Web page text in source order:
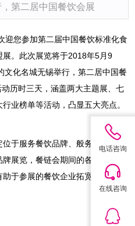
第二居中国餐饮会展
迎您参加第二届中国餐饮标准化食
。此次展览将于2018年5月9
文化名城无锡举行，第二居中国餐
历时三天，涵盖两大主题展、七
业榜单等活动，凸显五大亮点。
于服务餐饮品牌、般务品质供应
展览，餐链会期间的各项高端峰
于参展的餐饮企业拓宽思路、提
电话咨询
在线咨询